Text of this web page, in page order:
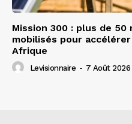
Mission 300 : plus de
mobilisés pour
Afrique
Levisionnaire - 7 Août 2026